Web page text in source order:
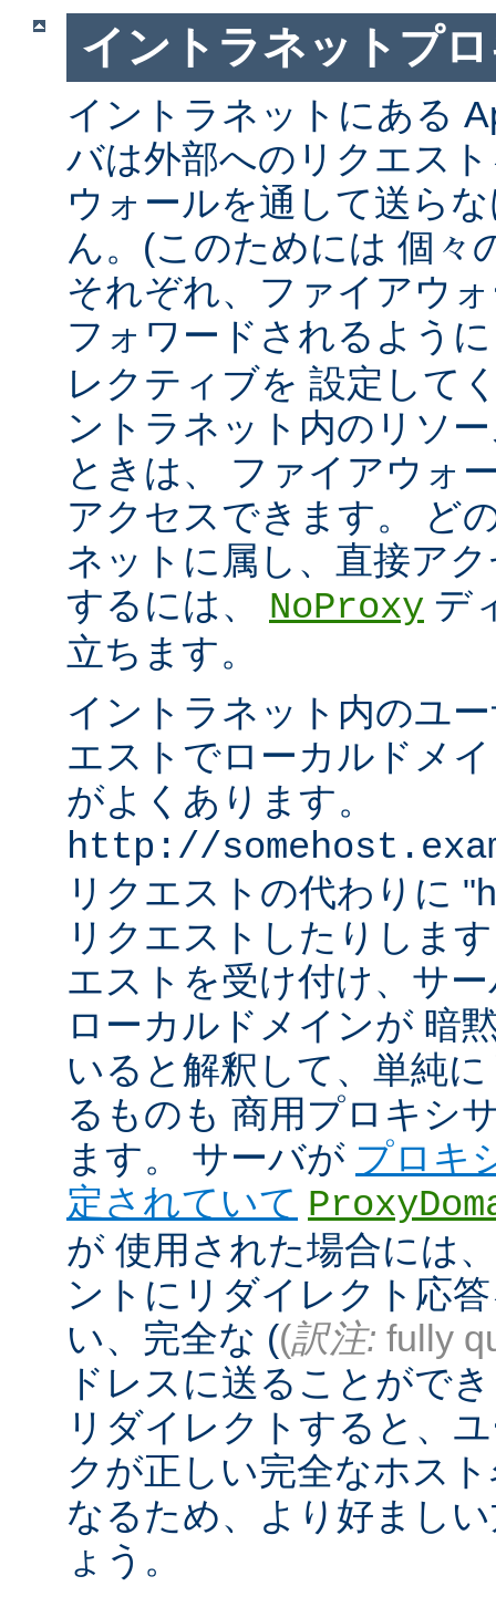
イントラネットプ
イントラネットにある
バは外部へのリクエス
ウォールを通して送ら
ん。(このためには 個々
それぞれ、ファイアウ
フォワードされるよう
レクティブを 設定して
ントラネット内のリソ
ときは、 ファイアウォ
アクセスできます。 ど
ネットに属し、直接ア
するには、 NoProxy デ
立ちます。
イントラネット内のユ
エストでローカルドメ
がよくあります。
http://
リクエストの代わりに
リクエストしたりしま
エストを受け付け、サ
ローカルドメインが 暗
いると解釈して、単純
るものも 商用プロキシ
ます。 サーバが プロキ
定されていて
が 使用された場合には
ントにリダイレクト応
い、完全な ((訳注: fully
ドレスに送ることがで
リダイレクトすると、
クが正しい完全なホス
なるため、より好まし
ょう。